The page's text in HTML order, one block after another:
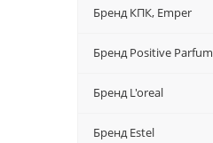
Бренд КПК, Emper
Бренд Positive Parfum
Бренд L'oreal
Бренд Estel